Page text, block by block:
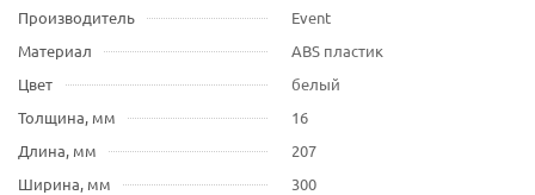
Производитель
Event
Материал
ABS пластик
Цвет
белый
Толщина, мм
16
Длина, мм
207
Ширина, мм
300